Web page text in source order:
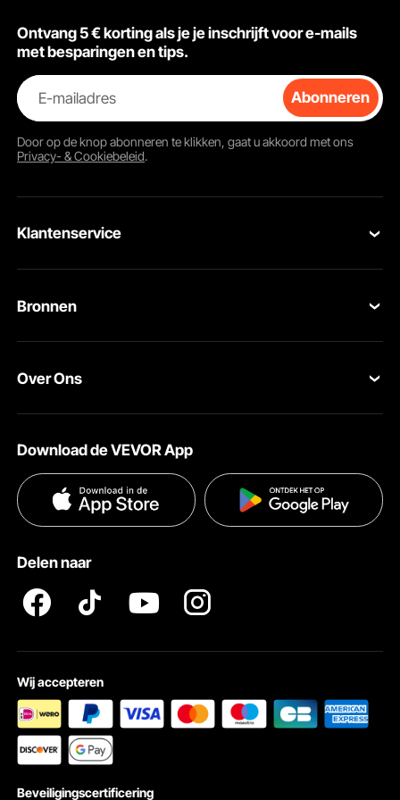
Ontvang 5 € korting als je je inschrijft voor e-mails
met besparingen en tips.
E-mailadres Abonneren
Door op de knopabonneren te klikken, gaat u akkoord met ons
Privacy- & Cookiebeleid.
Klantenservice
Retourneren en vervangingen
Hulp en veelgestelde vragen
Bronnen
Pro-ledenprogramma
Over Ons
Voorwaarden van de dienst
Privacybeleid
Download de VEVOR App
Delen naar
Wij accepteren
Beveiligingscertificering